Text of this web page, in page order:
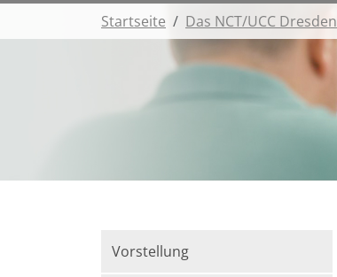
Startseite
Das NCT/UCC Dresden
Vorstellung